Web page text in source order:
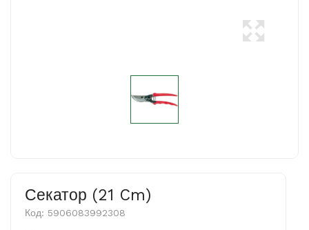
Секатор (21 Cm)
Код: 5906083992308